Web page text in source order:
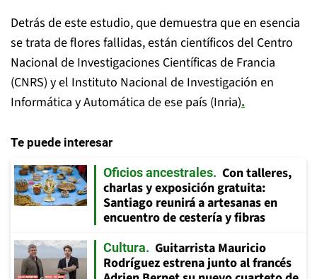
Detrás de este estudio, que demuestra que en esencia
se trata de flores fallidas, están científicos del Centro
Nacional de Investigaciones Científicas de Francia
(CNRS) y el Instituto Nacional de Investigación en
Informática y Automática de ese país (Inria).
Te puede interesar
Oficios ancestrales
Con talleres,
charlas y exposición gratuita:
Santiago reunirá a artesanas en
encuentro de cestería y fibras
Cultura
Guitarrista Mauricio
Rodríguez estrena junto al francés